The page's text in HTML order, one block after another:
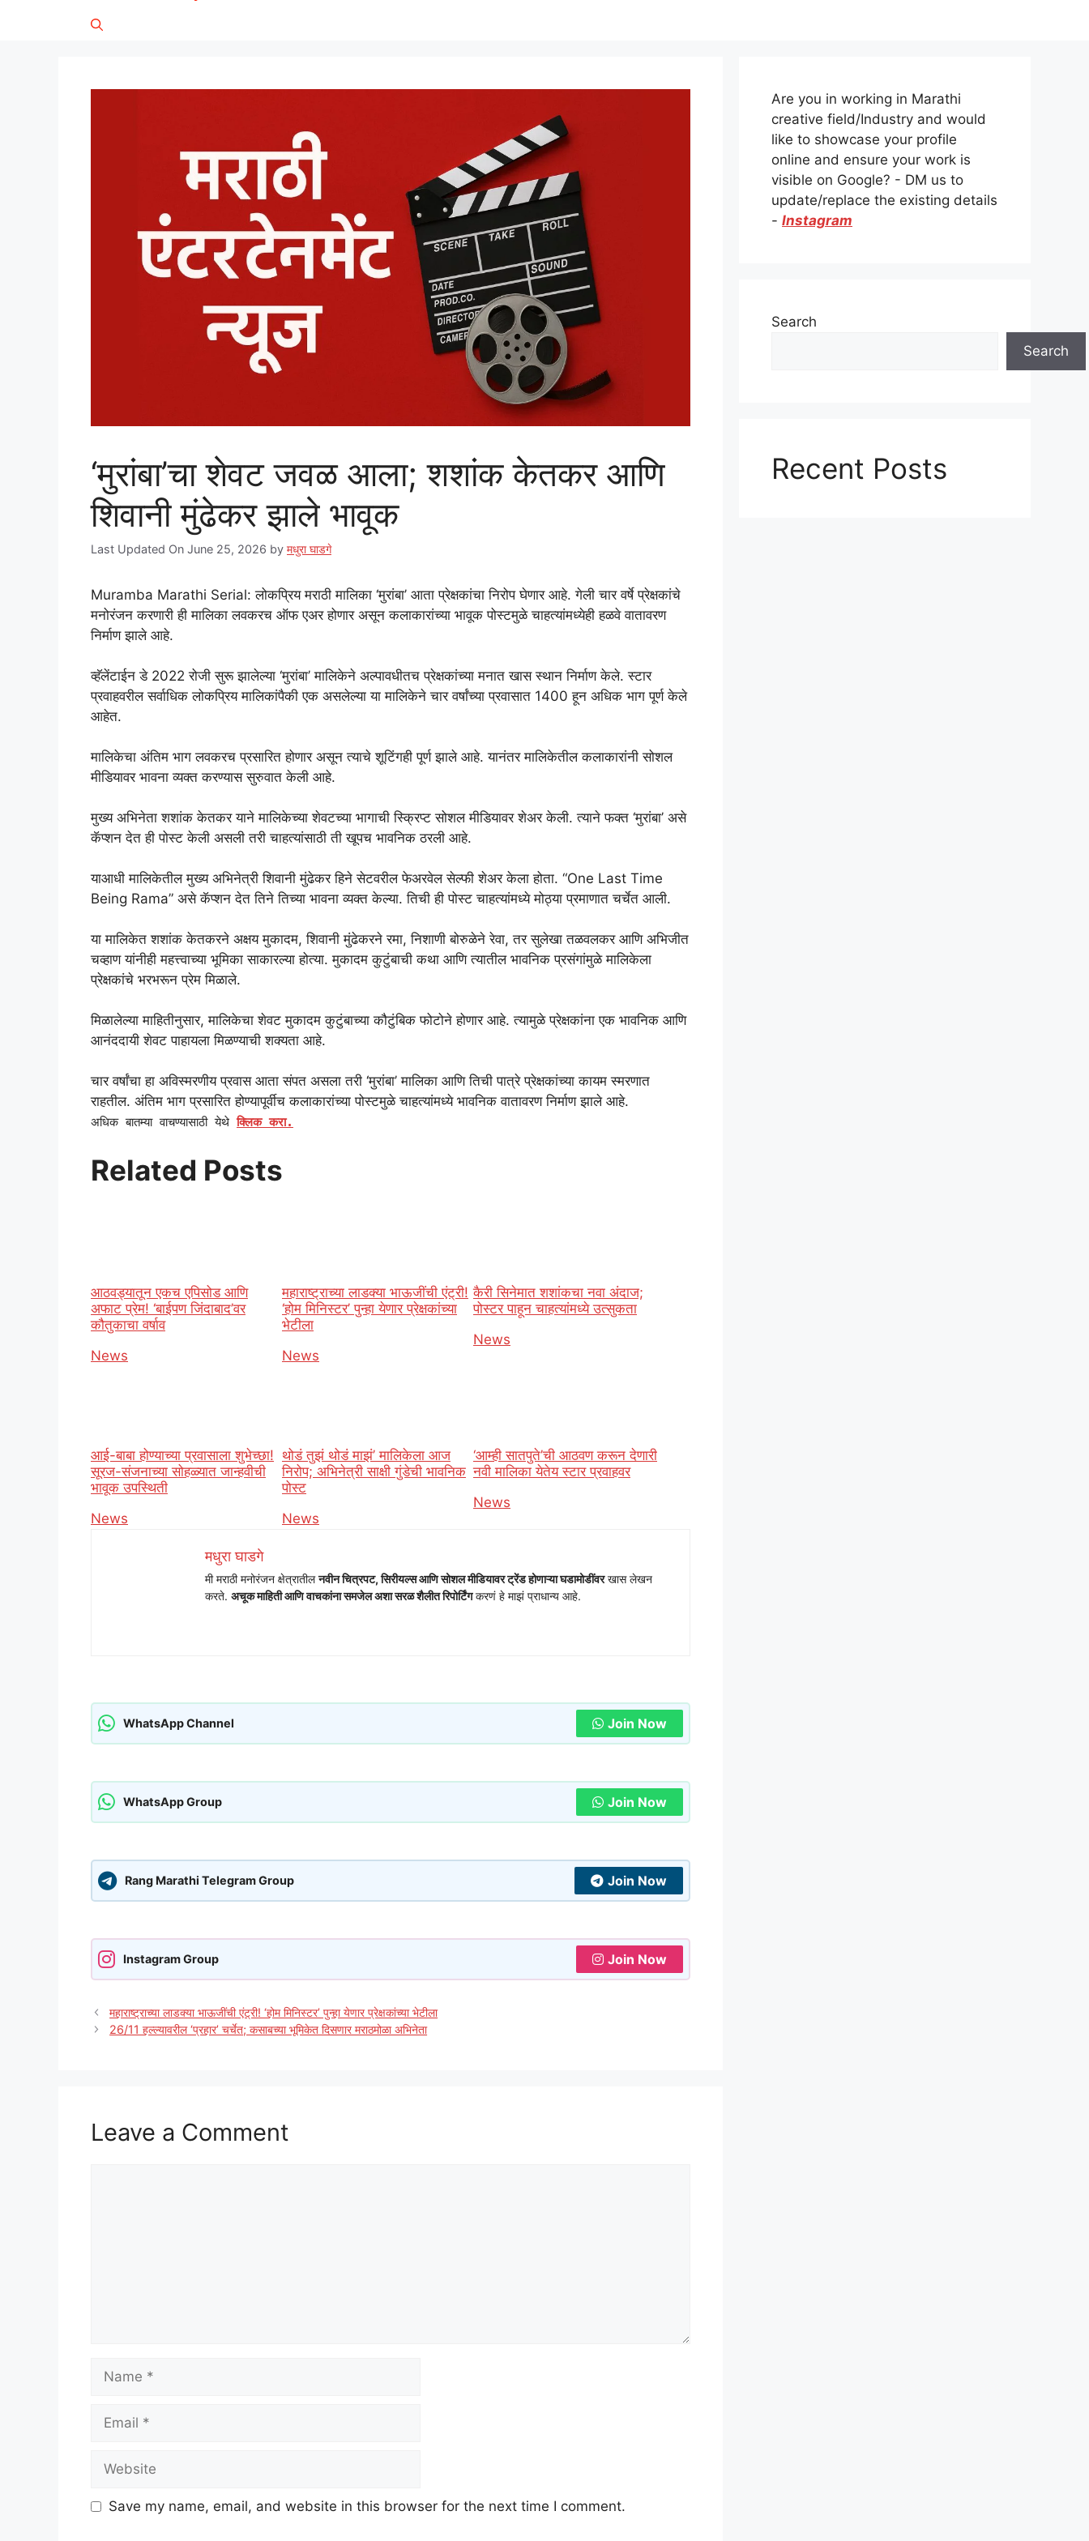
‘मुरांबा’चा शेवट जवळ आला; शशांक केतकर आणि
शिवानी मुंढेकर झाले भावूक
Last Updated On June 25, 2026 by मधुरा घाडगे
Muramba Marathi Serial: लोकप्रिय मराठी मालिका ‘मुरांबा’ आता प्रेक्षकांचा निरोप घेणार आहे. गेली चार वर्षे प्रेक्षकांचे
मनोरंजन करणारी ही मालिका लवकरच ऑफ एअर होणार असून कलाकारांच्या भावूक पोस्टमुळे चाहत्यांमध्येही हळवे वातावरण
निर्माण झाले आहे.
व्हॅलेंटाईन डे 2022 रोजी सुरू झालेल्या ‘मुरांबा’ मालिकेने अल्पावधीतच प्रेक्षकांच्या मनात खास स्थान निर्माण केले. स्टार
प्रवाहवरील सर्वाधिक लोकप्रिय मालिकांपैकी एक असलेल्या या मालिकेने चार वर्षांच्या प्रवासात 1400 हून अधिक भाग पूर्ण केले
आहेत.
मालिकेचा अंतिम भाग लवकरच प्रसारित होणार असून त्याचे शूटिंगही पूर्ण झाले आहे. यानंतर मालिकेतील कलाकारांनी सोशल
मीडियावर भावना व्यक्त करण्यास सुरुवात केली आहे.
मुख्य अभिनेता शशांक केतकर याने मालिकेच्या शेवटच्या भागाची स्क्रिप्ट सोशल मीडियावर शेअर केली. त्याने फक्त ‘मुरांबा’ असे
कॅप्शन देत ही पोस्ट केली असली तरी चाहत्यांसाठी ती खूपच भावनिक ठरली आहे.
याआधी मालिकेतील मुख्य अभिनेत्री शिवानी मुंढेकर हिने सेटवरील फेअरवेल सेल्फी शेअर केला होता. “One Last Time
Being Rama” असे कॅप्शन देत तिने तिच्या भावना व्यक्त केल्या. तिची ही पोस्ट चाहत्यांमध्ये मोठ्या प्रमाणात चर्चेत आली.
या मालिकेत शशांक केतकरने अक्षय मुकादम, शिवानी मुंढेकरने रमा, निशाणी बोरुळेने रेवा, तर सुलेखा तळवलकर आणि अभिजीत
चव्हाण यांनीही महत्त्वाच्या भूमिका साकारल्या होत्या. मुकादम कुटुंबाची कथा आणि त्यातील भावनिक प्रसंगांमुळे मालिकेला
प्रेक्षकांचे भरभरून प्रेम मिळाले.
मिळालेल्या माहितीनुसार, मालिकेचा शेवट मुकादम कुटुंबाच्या कौटुंबिक फोटोने होणार आहे. त्यामुळे प्रेक्षकांना एक भावनिक आणि
आनंददायी शेवट पाहायला मिळण्याची शक्यता आहे.
चार वर्षांचा हा अविस्मरणीय प्रवास आता संपत असला तरी ‘मुरांबा’ मालिका आणि तिची पात्रे प्रेक्षकांच्या कायम स्मरणात
राहतील. अंतिम भाग प्रसारित होण्यापूर्वीच कलाकारांच्या पोस्टमुळे चाहत्यांमध्ये भावनिक वातावरण निर्माण झाले आहे.
अधिक बातम्या वाचण्यासाठी येथेक्लिक करा.
Related Posts
आठवड्यातून एकच एपिसोड आणि
अफाट प्रेम! ‘बाईपण जिंदाबाद’वर
कौतुकाचा वर्षाव
In relation to
News
महाराष्ट्राच्या लाडक्या भाऊजींची एंट्री!
‘होम मिनिस्टर’ पुन्हा येणार प्रेक्षकांच्या
भेटीला
In relation to
News
कैरी सिनेमात शशांकचा नवा अंदाज;
पोस्टर पाहून चाहत्यांमध्ये उत्सुकता
In relation to
News
आई-बाबा होण्याच्या प्रवासाला शुभेच्छा!
सूरज-संजनाच्या सोहळ्यात जान्हवीची
भावूक उपस्थिती
In relation to
News
थोडं तुझं थोडं माझं’ मालिकेला आज
निरोप; अभिनेत्री साक्षी गुंडेची भावनिक
पोस्ट
In relation to
News
‘आम्ही सातपुते’ची आठवण करून देणारी
नवी मालिका येतेय स्टार प्रवाहवर
In relation to
News
मधुरा घाडगे
मी मराठी मनोरंजन क्षेत्रातीलनवीन चित्रपट, सिरीयल्स आणि सोशल मीडियावर ट्रेंड होणाऱ्या घडामोडींवरखास लेखन
करते. अचूक माहिती आणि वाचकांना समजेल अशा सरळ शैलीत रिपोर्टिंगकरणं हे माझं प्राधान्य आहे.
WhatsApp Channel Join Now
WhatsApp Group Join Now
Rang Marathi Telegram Group Join Now
Instagram Group Join Now
महाराष्ट्राच्या लाडक्या भाऊजींची एंट्री! ‘होम मिनिस्टर’ पुन्हा येणार प्रेक्षकांच्या भेटीला
26/11 हल्ल्यावरील ‘प्रहार’ चर्चेत; कसाबच्या भूमिकेत दिसणार मराठमोळा अभिनेता
Leave a Comment
Save my name, email, and website in this browser for the next time I comment.
Are you in working in Marathi
creative field/Industry and would
like to showcase your profile
online and ensure your work is
visible on Google? - DM us to
update/replace the existing details
- Instagram
Search
Search
Recent Posts